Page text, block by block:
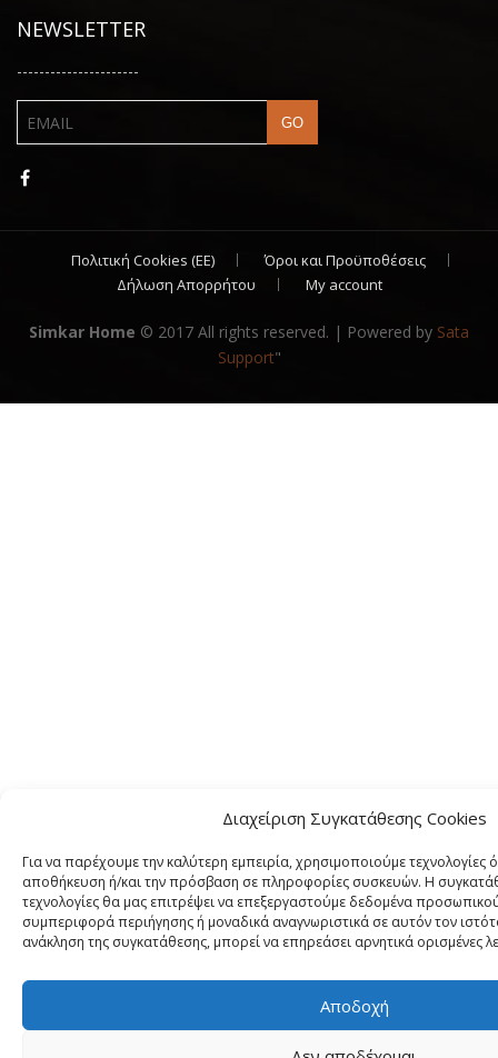
Διαχείριση Συγκατάθεσης Cookies
Για να παρέχουμε την καλύτερη εμπειρία, χρησιμοποιούμε τεχνολογίες
αποθήκευση ή/και την πρόσβαση σε πληροφορίες συσκευών. Η
τεχνολογίες θα μας επιτρέψει να επεξεργαστούμε δεδομένα
συμπεριφορά περιήγησης ή μοναδικά αναγνωριστικά σε αυτόν τον
ανάκληση της συγκατάθεσης, μπορεί να επηρεάσει αρνητικά ορισμένες
Αποδοχή
NEWSLETTER
----------------------
Πολιτική Cookies (ΕΕ)
Όροι και Προϋποθέσεις
Δήλωση Απορρήτου
My account
Simkar Home © 2017 All rights reserved. | Powered by Sata
Support"